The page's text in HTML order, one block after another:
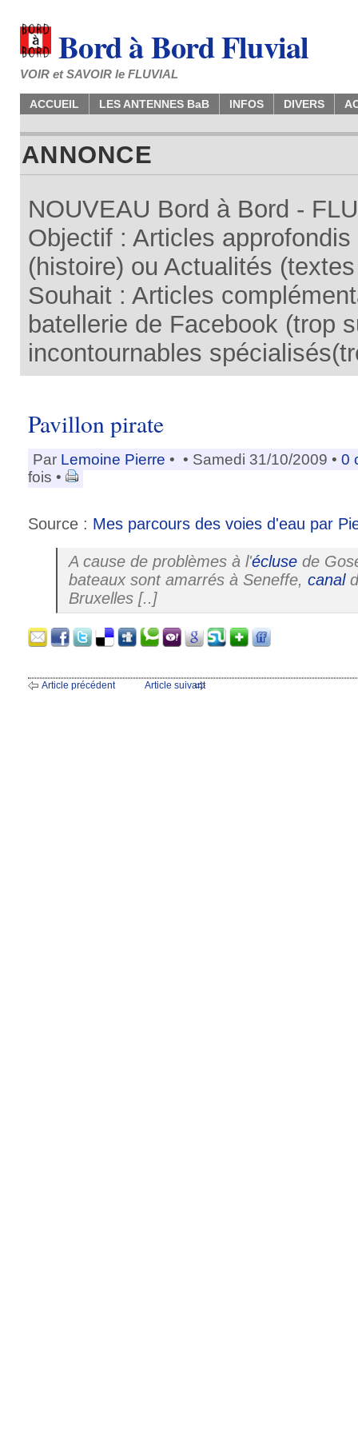
Bord à Bord Fluvial
VOIR et SAVOIR le FLUVIAL
ACCUEIL LES ANTENNES BaB INFOS DIVERS
ANNONCE
NOUVEAU Bord à Bord -
Objectif : Articles
(histoire) ou Actualités
Souhait : Articles
batellerie de Facebook (trop
incontournables
Pavillon pirate
Par Lemoine Pierre • • Samedi 31/10/2009 • 0
fois •
Source : Mes parcours des voies d'eau par
A cause de problèmes à l'écluse de
bateaux sont amarrés à Seneffe, canal
Bruxelles [..]
Article précédent Article suivant